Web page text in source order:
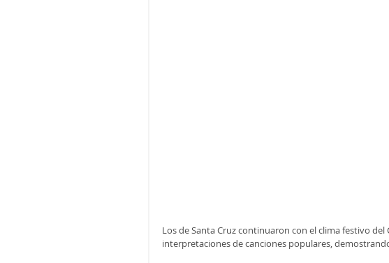
Los de Santa Cruz continuaron con el clima festivo del
interpretaciones de canciones populares,